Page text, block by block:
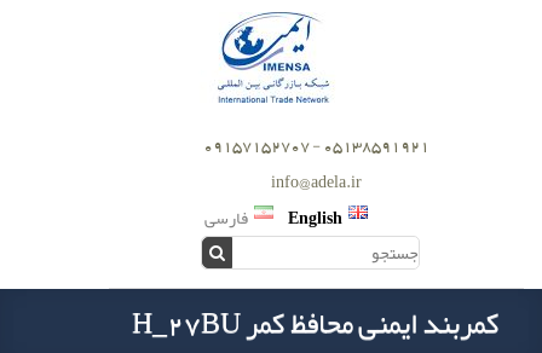
05138591921 - 09157152707
info@adela.ir
English
فارسی
کمربند ایمنی محافظ کمر H_27BU